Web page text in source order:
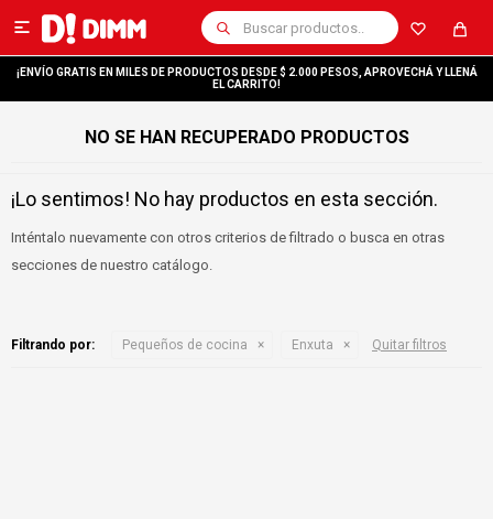

¡ENVÍO GRATIS EN MILES DE PRODUCTOS DESDE $ 2.000 PESOS, APROVECHÁ Y LLENÁ
EL CARRITO!
NO SE HAN RECUPERADO PRODUCTOS
¡Lo sentimos! No hay productos en esta sección.
Inténtalo nuevamente con otros criterios de filtrado o busca en otras
secciones de nuestro catálogo.
Filtrando por: Pequeños de cocina Enxuta Quitar filtros